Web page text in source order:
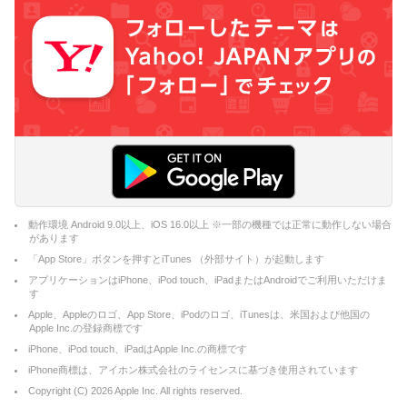
動作環境 Android 9.0以上、iOS 16.0以上 ※一部の機種では正常に動作しない場合
があります
「App Store」ボタンを押すとiTunes （外部サイト）が起動します
アプリケーションはiPhone、iPod touch、iPadまたはAndroidでご利用いただけま
す
Apple、Appleのロゴ、App Store、iPodのロゴ、iTunesは、米国および他国の
Apple Inc.の登録商標です
iPhone、iPod touch、iPadはApple Inc.の商標です
iPhone商標は、アイホン株式会社のライセンスに基づき使用されています
Copyright (C) 2026Apple Inc. All rights reserved.